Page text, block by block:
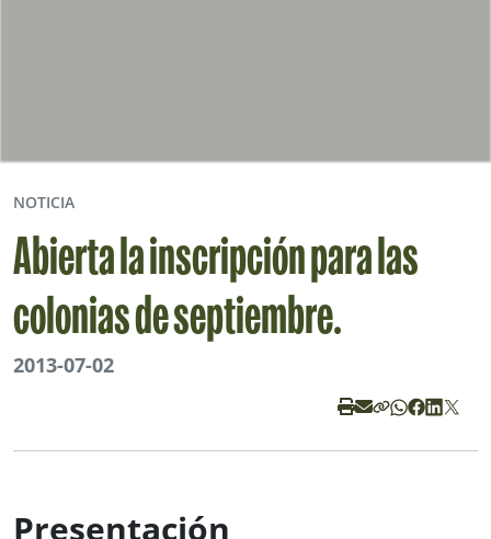
NOTICIA
Abierta la inscripción para las
colonias de septiembre.
2013-07-02
Presentación